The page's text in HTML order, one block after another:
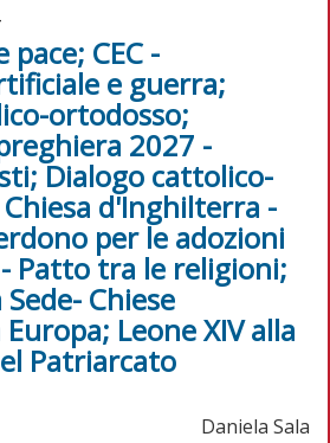
pace; CEC -
e guerra;
ortodosso;
2027 -
Dialogo cattolico-
d'Inghilterra -
per le adozioni
Patto tra le religioni;
Chiese
Leone XIV alla
Patriarcato
Daniela Sala